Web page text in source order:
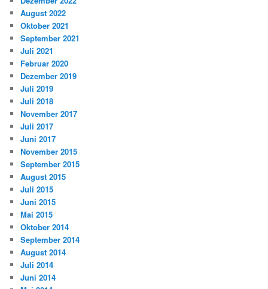
August 2022
Oktober 2021
September 2021
Juli 2021
Februar 2020
Dezember 2019
Juli 2019
Juli 2018
November 2017
Juli 2017
Juni 2017
November 2015
September 2015
August 2015
Juli 2015
Juni 2015
Mai 2015
Oktober 2014
September 2014
August 2014
Juli 2014
Juni 2014